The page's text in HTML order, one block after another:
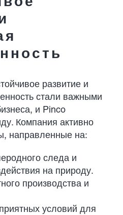
развитие и
стали важными
и Pinco
Компания активно
направленные на:
следа и
на природу.
производства и
условий для